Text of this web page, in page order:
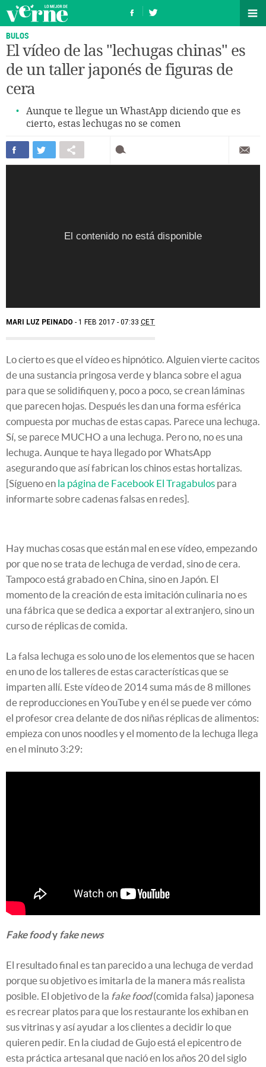
BULOS
El vídeo de las "lechugas chinas" es
de un taller japonés de figuras de
cera
Aunque te llegue un WhastApp diciendo que es
cierto, estas lechugas no se comen
El contenido no está disponible
MARI LUZ PEINADO 1 FEB 2017 - 07:33 CET
Lo cierto es que el vídeo es hipnótico. Alguien vierte cacitos
de una sustancia pringosa verde y blanca sobre el agua
para que se solidifiquen y, poco a poco, se crean láminas
que parecen hojas. Después les dan una forma esférica
compuesta por muchas de estas capas. Parece una lechuga.
Sí, se parece MUCHO a una lechuga. Pero no, no es una
lechuga. Aunque te haya llegado por WhatsApp
asegurando que así fabrican los chinos estas hortalizas.
[Sígueno en la página de Facebook El Tragabulos para
informarte sobre cadenas falsas en redes].
Hay muchas cosas que están mal en ese vídeo, empezando
por que no se trata de lechuga de verdad, sino de cera.
Tampoco está grabado en China, sino en Japón. El
momento de la creación de esta imitación culinaria no es
una fábrica que se dedica a exportar al extranjero, sino un
curso de réplicas de comida.
La falsa lechuga es solo uno de los elementos que se hacen
en uno de los talleres de estas características que se
imparten allí. Este vídeo de 2014 suma más de 8 millones
de reproducciones en YouTube y en él se puede ver cómo
el profesor crea delante de dos niñas réplicas de alimentos:
empieza con unos noodles y el momento de la lechuga llega
en el minuto 3:29:
Fake foody fake news
El resultado final es tan parecido a una lechuga de verdad
porque su objetivo es imitarla de la manera más realista
posible. El objetivo de la fake food(comida falsa) japonesa
es recrear platos para que los restaurante los exhiban en
sus vitrinas y así ayudar a los clientes a decidir lo que
quieren pedir. En la ciudad de Gujo está el epicentro de
esta práctica artesanal que nació en los años 20 del siglo